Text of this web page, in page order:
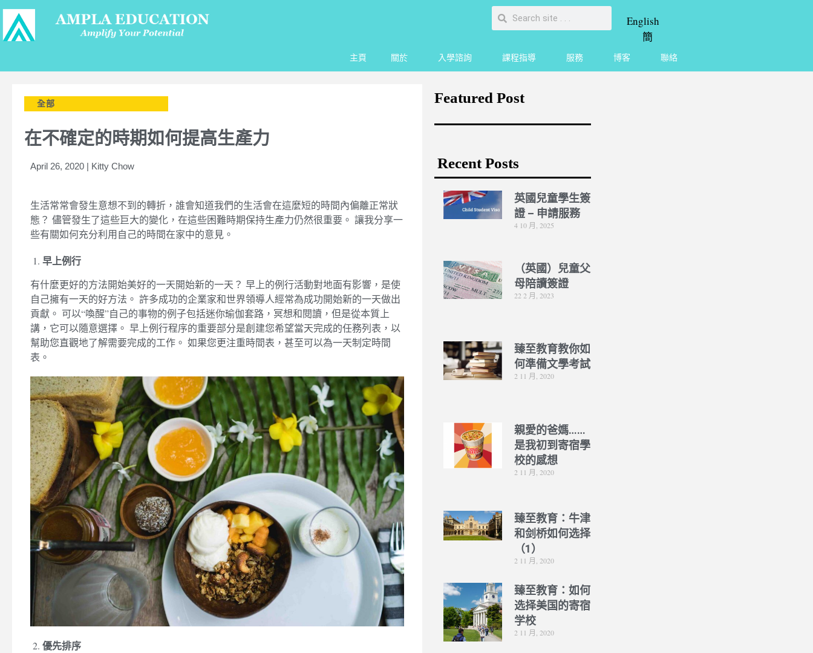
English
簡
主頁 關於 入學諮詢 課程指導 服務 博客 聯絡
全部
在不確定的時期如何提高生產力
April 26, 2020 | Kitty Chow
生活常常會發生意想不到的轉折，誰會知道我們的生活會在這麼短的時間內偏離正常狀
態？ 儘管發生了這些巨大的變化，在這些困難時期保持生產力仍然很重要。 讓我分享一
些有關如何充分利用自己的時間在家中的意見。
早上例行
有什麼更好的方法開始美好的一天開始新的一天？ 早上的例行活動對地面有影響，是使
自己擁有一天的好方法。 許多成功的企業家和世界領導人經常為成功開始新的一天做出
貢獻。 可以“喚醒”自己的事物的例子包括迷你瑜伽套路，冥想和閱讀，但是從本質上
講，它可以隨意選擇。 早上例行程序的重要部分是創建您希望當天完成的任務列表，以
幫助您直觀地了解需要完成的工作。 如果您更注重時間表，甚至可以為一天制定時間
表。
優先排序
Featured Post
Recent Posts
英國兒童學生簽
證 – 申請服務
4 10 月, 2025
（英國）兒童父
母陪讀簽證
22 2 月, 2023
臻至教育教你如
何準備文學考試
2 11 月, 2020
親愛的爸媽……
是我初到寄宿學
校的感想
2 11 月, 2020
臻至教育：牛津
和剑桥如何选择
（1）
2 11 月, 2020
臻至教育：如何
选择美国的寄宿
学校
2 11 月, 2020